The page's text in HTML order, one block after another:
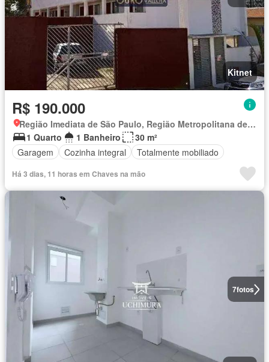
Kitnet
R$ 190.000
Região Imediata de São Paulo, Região Metropolitana de São Paulo
1 Quarto
1 Banheiro
30 m²
Garagem
Cozinha integral Totalmente mobiliado
Há 3 dias, 11 horas em Chaves na mão
7fotos